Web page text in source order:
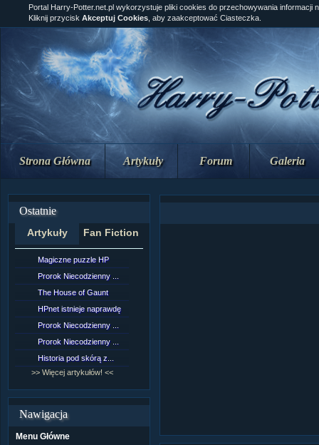
Strona Główna Artykuły Forum Galeria
Ostatnie
Artykuły Fan Fiction
Magiczne puzzle HP
Prorok Niecodzienny ...
The House of Gaunt
HPnet istnieje naprawdę
Prorok Niecodzienny ...
Prorok Niecodzienny ...
Historia pod skórą z...
>> Więcej artykułów! <<
Nawigacja
Menu Główne
Portal Harry-Potter.net.pl wykorzystuje pliki cookies do przechowywania informacji
Kliknij przycisk Akceptuj Cookies , aby zaakceptować Ciasteczka.